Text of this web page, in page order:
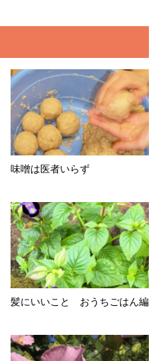
味噌は医者いらず
髪にいいこと おうちごはん編